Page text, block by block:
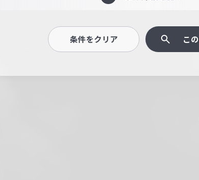
条件をクリア こ